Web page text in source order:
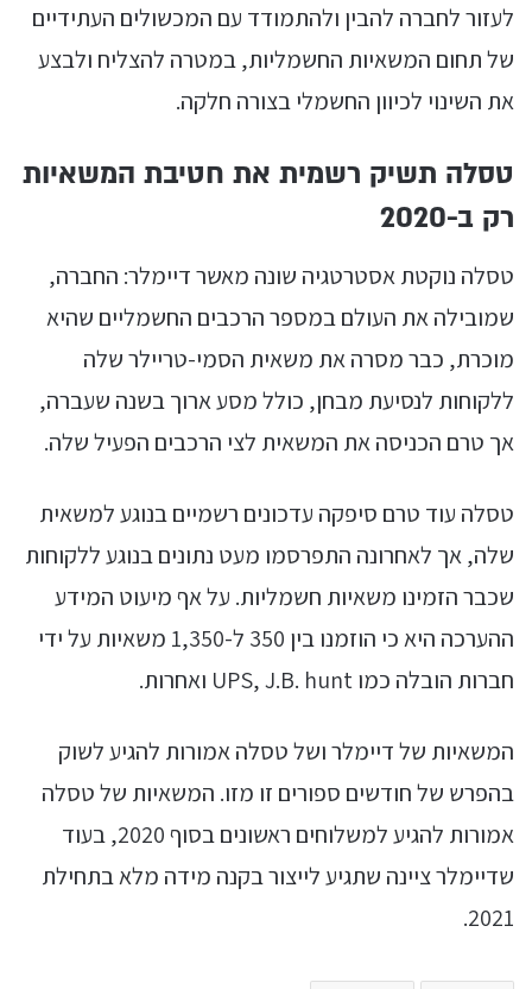
לעזור לחברה להבין ולהתמודד עם המכשולים העתידיים
של תחום המשאיות החשמליות, במטרה להצליח ולבצע
את השינוי לכיוון החשמלי בצורה חלקה.
טסלה תשיק רשמית את חטיבת המשאיות
רק ב-2020
טסלה נוקטת אסטרטגיה שונה מאשר דיימלר: החברה,
שמובילה את העולם במספר הרכבים החשמליים שהיא
מוכרת, כבר מסרה את משאית הסמי-טריילר שלה
ללקוחות לנסיעת מבחן, כולל מסע ארוך בשנה שעברה,
אך טרם הכניסה את המשאית לצי הרכבים הפעיל שלה.
טסלה עוד טרם סיפקה עדכונים רשמיים בנוגע למשאית
שלה, אך לאחרונה התפרסמו מעט נתונים בנוגע ללקוחות
שכבר הזמינו משאיות חשמליות. על אף מיעוט המידע
ההערכה היא כי הוזמנו בין 350 ל-1,350 משאיות על ידי
חברות הובלה כמו UPS, J.B. hunt ואחרות.
המשאיות של דיימלר ושל טסלה אמורות להגיע לשוק
בהפרש של חודשים ספורים זו מזו. המשאיות של טסלה
אמורות להגיע למשלוחים ראשונים בסוף 2020, בעוד
שדיימלר ציינה שתגיע לייצור בקנה מידה מלא בתחילת
2021.